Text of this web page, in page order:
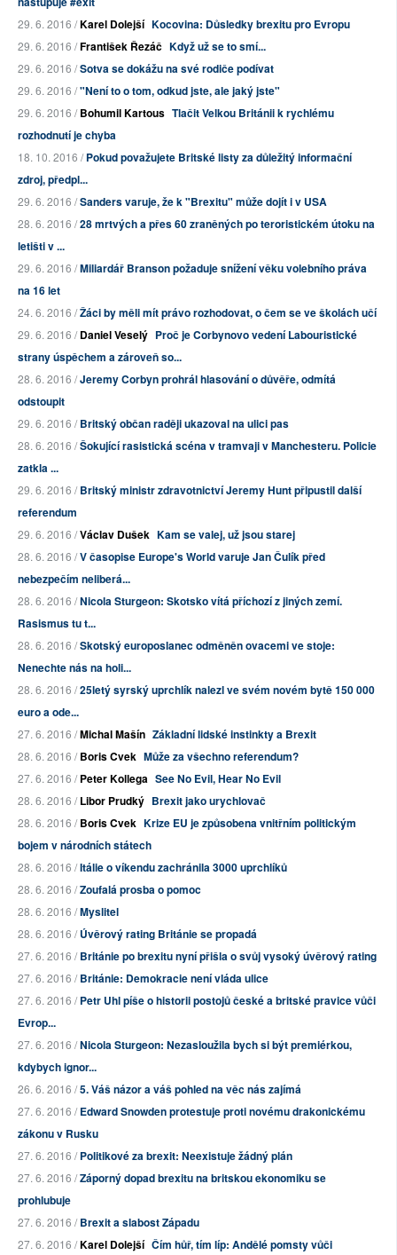
29. 6. 2016 /Karel Dolejší Kocovina: Důsledky brexitu pro Evropu
29. 6. 2016 /František Řezáč Když už se to smí...
29. 6. 2016 /Sotva se dokážu na své rodiče podívat
29. 6. 2016 /"Není to o tom, odkud jste, ale jaký jste"
29. 6. 2016 /Bohumil Kartous Tlačit Velkou Británii k rychlému
rozhodnutí je chyba
18. 10. 2016 /Pokud považujete Britské listy za důležitý informační
zdroj, předpl...
29. 6. 2016 /Sanders varuje, že k "Brexitu" může dojít i v USA
28. 6. 2016 /28 mrtvých a přes 60 zraněných po teroristickém útoku na
letišti v ...
29. 6. 2016 /Miliardář Branson požaduje snížení věku volebního práva
na 16 let
24. 6. 2016 /Žáci by měli mít právo rozhodovat, o čem se ve školách učí
29. 6. 2016 /Daniel Veselý Proč je Corbynovo vedení Labouristické
strany úspěchem a zároveň so...
28. 6. 2016 /Jeremy Corbyn prohrál hlasování o důvěře, odmítá
odstoupit
29. 6. 2016 /Britský občan raději ukazoval na ulici pas
28. 6. 2016 /Šokující rasistická scéna v tramvaji v Manchesteru. Policie
zatkla ...
29. 6. 2016 /Britský ministr zdravotnictví Jeremy Hunt připustil další
referendum
29. 6. 2016 /Václav Dušek Kam se valej, už jsou starej
28. 6. 2016 /V časopise Europe's World varuje Jan Čulík před
nebezpečím neliberá...
28. 6. 2016 /Nicola Sturgeon: Skotsko vítá příchozí z jiných zemí.
Rasismus tu t...
28. 6. 2016 /Skotský europoslanec odměněn ovacemi ve stoje:
Nenechte nás na holi...
28. 6. 2016 /25letý syrský uprchlík nalezl ve svém novém bytě 150 000
euro a ode...
27. 6. 2016 /Michal Mašín Základní lidské instinkty a Brexit
28. 6. 2016 /Boris Cvek Může za všechno referendum?
27. 6. 2016 /Peter Kollega See No Evil, Hear No Evil
28. 6. 2016 /Libor Prudký Brexit jako urychlovač
28. 6. 2016 /Boris Cvek Krize EU je způsobena vnitřním politickým
bojem v národních státech
28. 6. 2016 /Itálie o víkendu zachránila 3000 uprchlíků
28. 6. 2016 /Zoufalá prosba o pomoc
28. 6. 2016 /Myslitel
28. 6. 2016 /Úvěrový rating Británie se propadá
27. 6. 2016 /Británie po brexitu nyní přišla o svůj vysoký úvěrový rating
27. 6. 2016 /Británie: Demokracie není vláda ulice
27. 6. 2016 /Petr Uhl píše o historii postojů české a britské pravice vůči
Evrop...
27. 6. 2016 /Nicola Sturgeon: Nezasloužila bych si být premiérkou,
kdybych ignor...
26. 6. 2016 /5. Váš názor a váš pohled na věc nás zajímá
27. 6. 2016 /Edward Snowden protestuje proti novému drakonickému
zákonu v Rusku
27. 6. 2016 /Politikové za brexit: Neexistuje žádný plán
27. 6. 2016 /Záporný dopad brexitu na britskou ekonomiku se
prohlubuje
27. 6. 2016 /Brexit a slabost Západu
27. 6. 2016 /Karel Dolejší Čím hůř, tím líp: Andělé pomsty vůči